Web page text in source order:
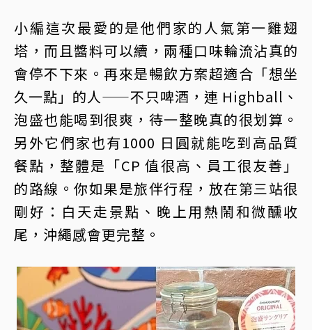
小編這次最愛的是他們家的人氣第一雞翅
塔，而且醬料可以續，兩種口味輪流沾真的
會停不下來。再來是暢飲方案超適合「想坐
久一點」的人——不只啤酒，連 Highball、
泡盛也能喝到很爽，待一整晚真的很划算。
另外它們家也有1000 日圓就能吃到高品質
餐點，整體是「CP 值很高、員工很友善」
的路線。你如果是旅伴行程，放在第三站很
剛好：白天走景點、晚上用熱鬧和微醺收
尾，沖繩感會更完整。